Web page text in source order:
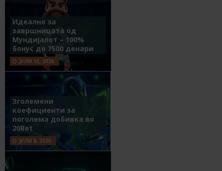
Идеално за
завршницата од
Мундијалот – 100%
бонус до 7500 денари
ЈУЛИ 15, 2026
Зголемени
коефициенти за
поголема добивка во
20Bet
ЈУЛИ 8, 2026